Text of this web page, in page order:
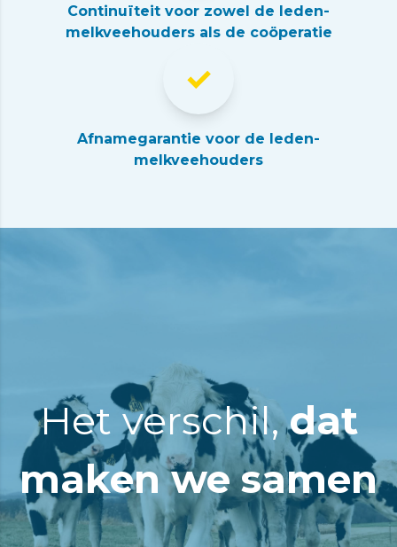
Continuïteit voor zowel de leden-
melkveehouders als de coöperatie
Afnamegarantie voor de leden-
melkveehouders
Het verschil,dat
maken we samen